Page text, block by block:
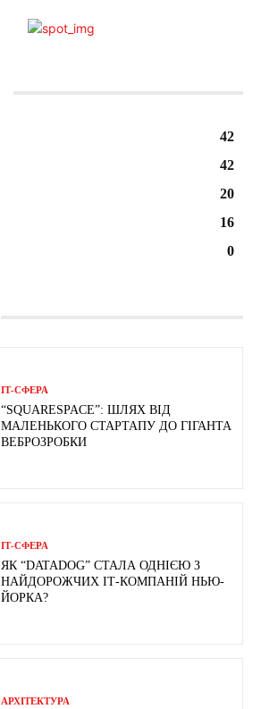
42
42
20
16
0
ІТ-СФЕРА
“SQUARESPACE”: ШЛЯХ ВІД
МАЛЕНЬКОГО СТАРТАПУ ДО ГІГАНТА
ВЕБРОЗРОБКИ
ІТ-СФЕРА
ЯК “DATADOG” СТАЛА ОДНІЄЮ З
НАЙДОРОЖЧИХ ІТ-КОМПАНІЙ НЬЮ-
ЙОРКА?
АРХІТЕКТУРА